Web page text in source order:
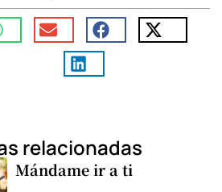
relacionadas
Mándame ir a ti